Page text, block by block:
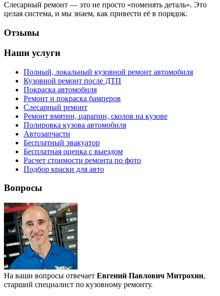
Слесарный ремонт — это не просто «поменять деталь». Это
целая система, и мы знаем, как привести её в порядок.
Отзывы
Наши услуги
Полный, локальный кузовной ремонт автомобиля
Кузовной ремонт после ДТП
Покраска автомобиля
Ремонт и покраска бамперов
Слесарный ремонт
Ремонт вмятин, царапин, сколов на кузове
Полировка кузова автомобиля
Автозапчасти
Бесплатный эвакуатор
Бесплатная оценка с выездом
Расчет стоимости ремонта по фото
Подбор краски для авто
Вопросы
На ваши вопросы отвечает Евгений Павлович Митрохин,
старший специалист по кузовному ремонту.